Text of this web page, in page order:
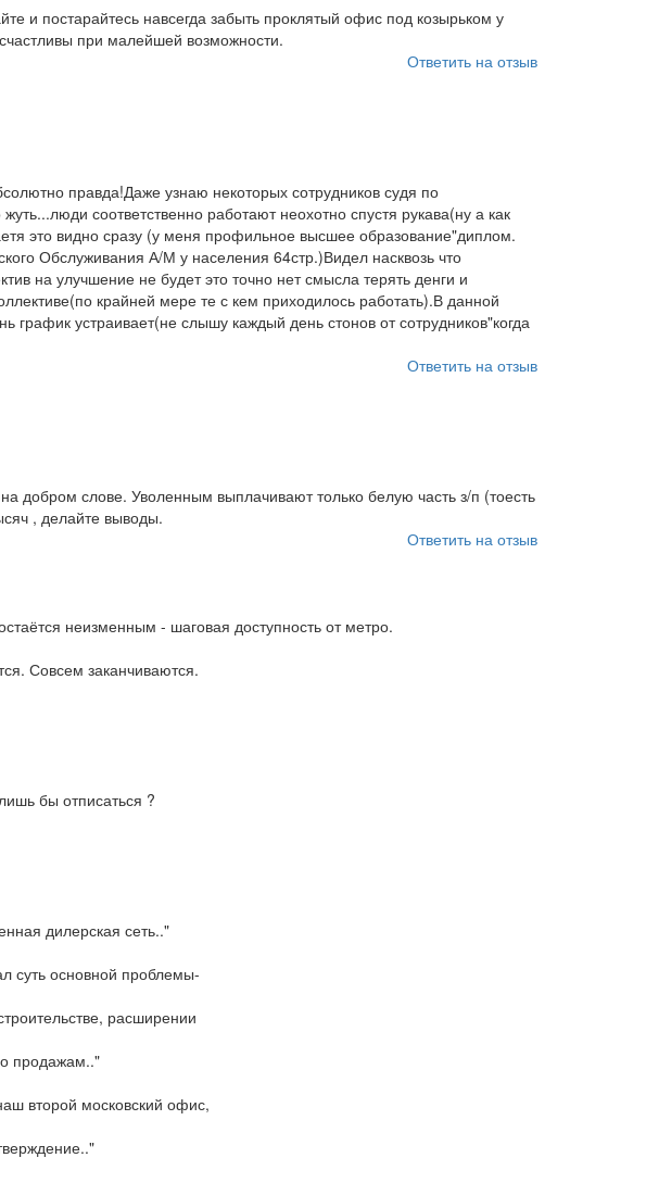
и постарайтесь навсегда забыть проклятый офис под козырьком у
при малейшей возможности.
Ответить на отзыв
правда!Даже узнаю некоторых сотрудников судя по
соответственно работают неохотно спустя рукава(ну а как
это видно сразу (у меня профильное высшее образование"диплом.
Обслуживания А/М у населения 64стр.)Видел насквозь что
на улучшение не будет это точно нет смысла терять денги и
крайней мере те с кем приходилось работать).В данной
устраивает(не слышу каждый день стонов от сотрудников"когда
Ответить на отзыв
добром слове. Уволенным выплачивают только белую часть з/п (тоесть
, делайте выводы.
Ответить на отзыв
неизменным - шаговая доступность от метро.
Совсем заканчиваются.
бы отписаться ?
дилерская сеть.."
суть основной проблемы-
расширении
продажам.."
второй московский офис,